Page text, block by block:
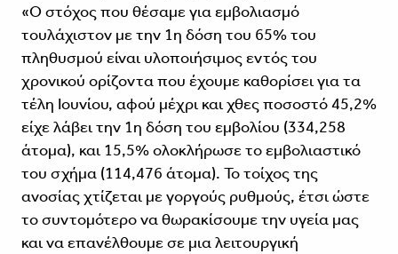
«Ο στόχος που θέσαμε για εμβολιασμό
τουλάχιστον με την 1η δόση του 65% του
πληθυσμού είναι υλοποιήσιμος εντός του
χρονικού ορίζοντα που έχουμε καθορίσει για τα
τέλη Ιουνίου, αφού μέχρι και χθες ποσοστό 45,2%
είχε λάβει την 1η δόση του εμβολίου (334,258
άτομα), και 15,5% ολοκλήρωσε το εμβολιαστικό
του σχήμα (114,476 άτομα). Το τοίχος της
ανοσίας χτίζεται με γοργούς ρυθμούς, έτσι ώστε
το συντομότερο να θωρακίσουμε την υγεία μας
και να επανέλθουμε σε μια λειτουργική